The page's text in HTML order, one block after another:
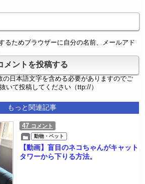
るためブラウザーに自分の名前、メールアド
の日本語文字を含める必要がありますのでご
いて投稿してください（ttp://）
もっと関連記事
47 コメント
動物・ペット
【動画】盲目のネコちゃんがキャット
タワーから下りる方法。